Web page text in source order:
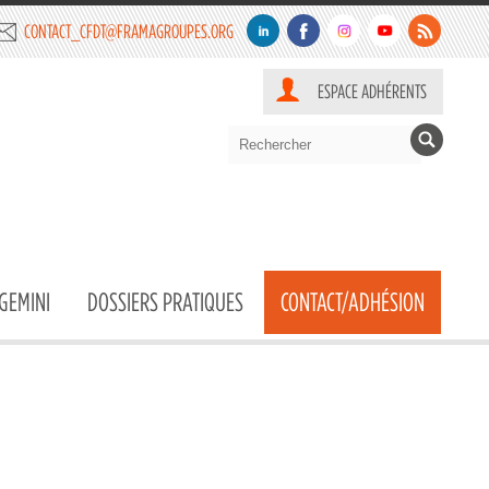
CONTACT_CFDT@FRAMAGROUPES.ORG
ESPACE ADHÉRENTS
DOSSIERS PRATIQUES CONTACT/ADHÉSION